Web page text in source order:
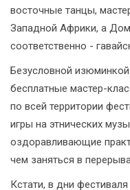
восточные танцы,
Западной Африки, а Дом
соответственно -
Безусловной
бесплатные мастер-
по всей территории
игры на этнических
оздоравливающие
чем заняться в
Кстати, в дни